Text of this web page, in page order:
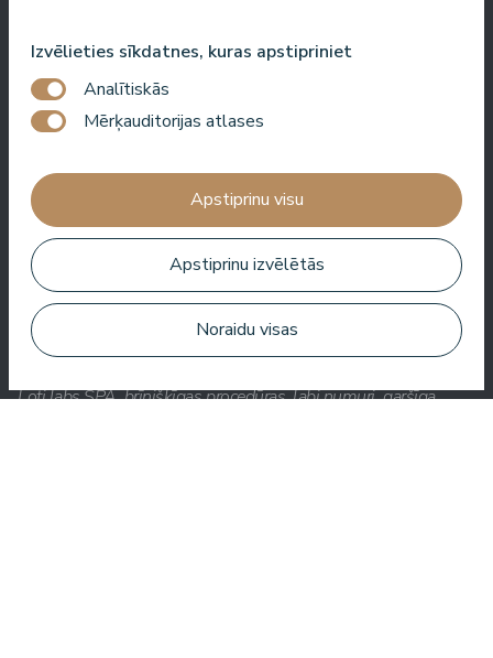
vieta ir tuvu jūrai. Bārmeņi ir draudzīgi un sagatavoja lielisku
kokteili.
Aleks Aves
Ļoti labs SPA, brīnišķīgas procedūras, labi numuri, garšīga
Izvēlieties sīkdatnes, kuras apstipriniet
Analītiskās
Mērķauditorijas atlases
Apstiprinu visu
Apstiprinu izvēlētās
Noraidu visas